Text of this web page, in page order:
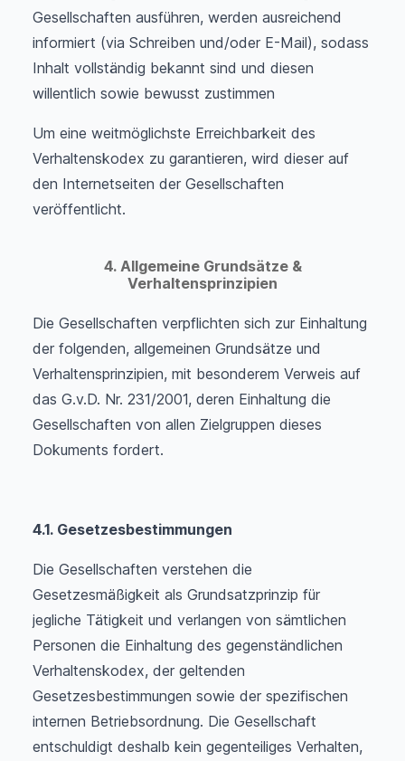
Gesellschaften ausführen, werden ausreichend
informiert (via Schreiben und/oder E-Mail), sodass
Inhalt vollständig bekannt sind und diesen
willentlich sowie bewusst zustimmen
Um eine weitmöglichste Erreichbarkeit des
Verhaltenskodex zu garantieren, wird dieser auf
den Internetseiten der Gesellschaften
veröffentlicht.
4. Allgemeine Grundsätze &
Verhaltensprinzipien
Die Gesellschaften verpflichten sich zur Einhaltung
der folgenden, allgemeinen Grundsätze und
Verhaltensprinzipien, mit besonderem Verweis auf
das G.v.D. Nr. 231/2001, deren Einhaltung die
Gesellschaften von allen Zielgruppen dieses
Dokuments fordert.
4.1. Gesetzesbestimmungen
Die Gesellschaften verstehen die
Gesetzesmäßigkeit als Grundsatzprinzip für
jegliche Tätigkeit und verlangen von sämtlichen
Personen die Einhaltung des gegenständlichen
Verhaltenskodex, der geltenden
Gesetzesbestimmungen sowie der spezifischen
internen Betriebsordnung. Die Gesellschaft
entschuldigt deshalb kein gegenteiliges Verhalten,